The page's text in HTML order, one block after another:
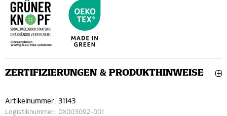
ZERTIFIZIERUNGEN & PRODUKTHINWEISE
Artikelnummer: 31143
Logistiknummer: DX003092-001